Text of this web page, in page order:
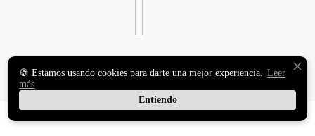
VINILOS DECORATIVOS
Y FOTOMURALES
PREMIUM
Copyright © 2026 MasqueVinilo
🍪 Estamos usando cookies para darte una mejor experiencia. Leer
más
Entiendo